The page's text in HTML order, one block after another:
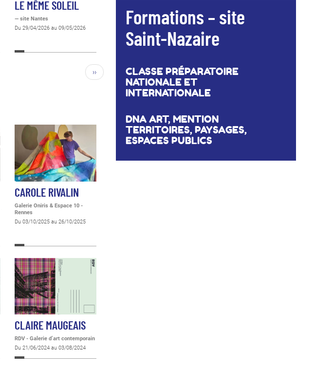
LE MÊME SOLEIL
— site Nantes
Du 29/04/2026 au 09/05/2026
››
CAROLE RIVALIN
Galerie Oniris & Espace 10 -
Rennes
Du 03/10/2025 au 26/10/2025
CLAIRE MAUGEAIS
RDV - Galerie d’art contemporain
Du 21/06/2024 au 03/08/2024
Formations – site
Saint-Nazaire
CLASSE PRÉPARATOIRE
NATIONALE ET
INTERNATIONALE
DNA ART, MENTION
TERRITOIRES, PAYSAGES,
ESPACES PUBLICS